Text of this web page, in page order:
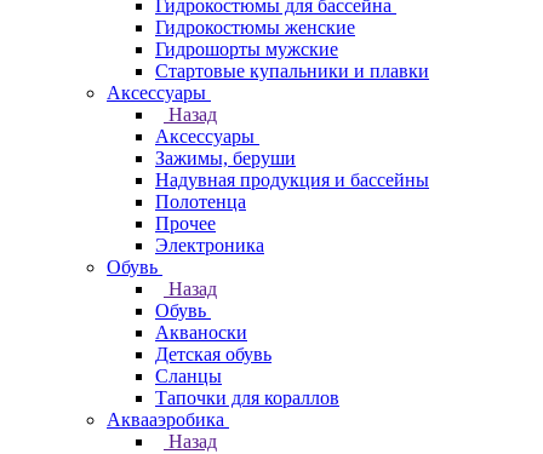
Гидрокостюмы для бассейна
Гидрокостюмы женские
Гидрошорты мужские
Стартовые купальники и плавки
Аксессуары
Назад
Аксессуары
Зажимы, беруши
Надувная продукция и бассейны
Полотенца
Прочее
Электроника
Обувь
Назад
Обувь
Акваноски
Детская обувь
Сланцы
Тапочки для кораллов
Аквааэробика
Назад